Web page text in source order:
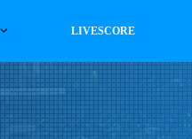
LIVESCORE